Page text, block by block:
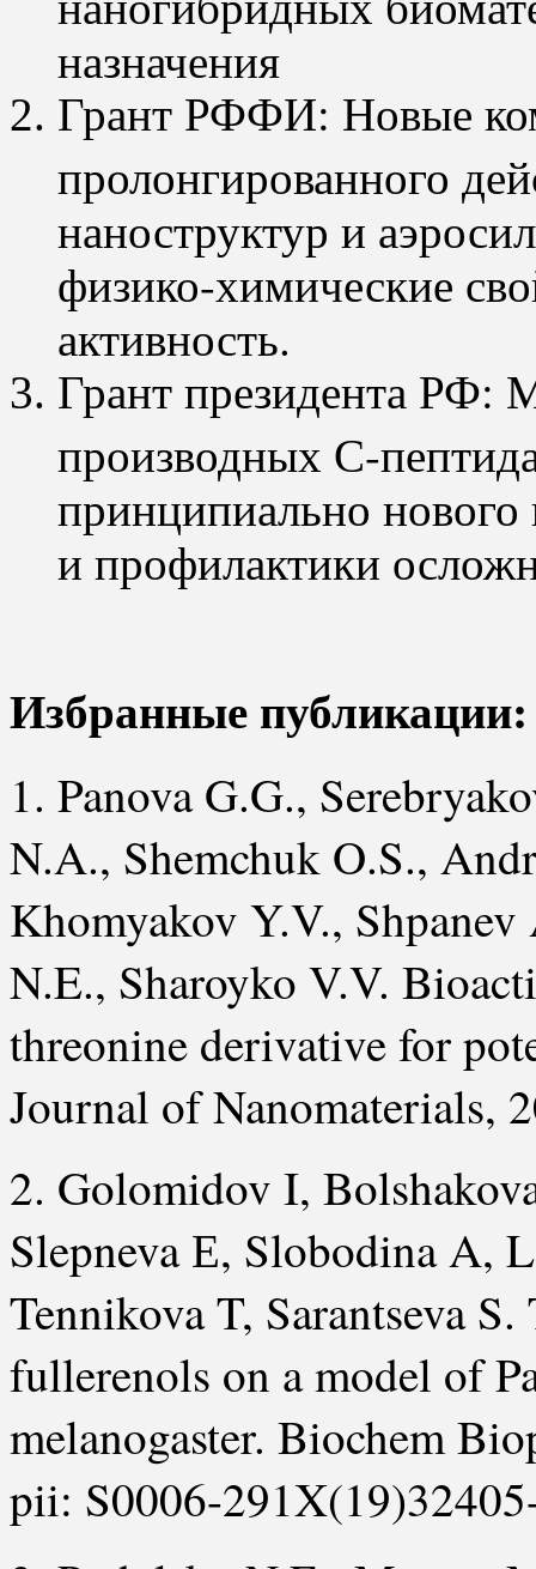
назначения
Грант РФФИ: Новые
пролонгированного
наноструктур и
физико-химические
активность.
Грант президента РФ:
производных С-
принципиально нового
и профилактики
Избранные публикации:
1. Panova G.G.,
N.A., Shemchuk O.S.,
Khomyakov Y.V.,
N.E., Sharoyko V.V.
threonine derivative for
Journal of Nanomaterials,
2. Golomidov I,
Slepneva Е, Slobodina A,
Tennikova T, Sarantseva
fullerenols on a model of
melanogaster. Biochem
pii: S0006-